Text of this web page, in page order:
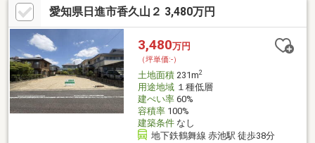
愛知県日進市香久山２ 3,480万円
3,480万円
（坪単価:-）
土地面積231m2
用途地域１種低層
建ぺい率60%
容積率100%
建築条件なし
地下鉄鶴舞線 赤池駅 徒歩38分